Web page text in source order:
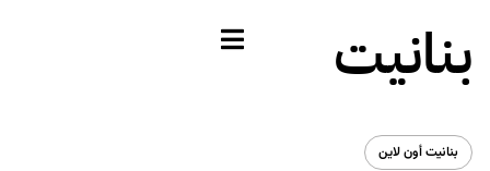
بنانيت
بنانيت أون لاين